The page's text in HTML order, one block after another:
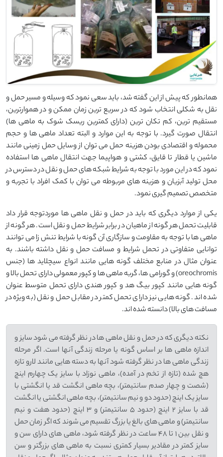
همانطور که پیش از این گفته شد، باید سعی نمود که وسیله و مسیر حمل و
نقل به شکلی انتخاب شود که در سریع ترین زمان ممکن و در هموارترین،
مستقیم ترین، کم تکان ترین (دارای کمترین ریسک شوک به ماهی ها)
انتقال صورت گیرد. با توجه به این موارد و البته تعداد ماهی ها و حجم
محموله و اقتصادی بودن هزینه حمل می توان از وسایل حمل زمینی مانند
ماشین یا قطار تا قایق، کشتی و هواپیما جهت انتقال ماهی ها استفاده
نمود که در این مورد با توجه به شرایط شبکه های حمل و نقل در دسترس در
محل تولید آبزیان و هزینه های مربوطه می توان با کمک افراد با تجربه و
متخصص تصمیم گیری نمود.
یکی از موارد دیگری که باید در حمل و نقل ماهی ها موردتوجه قرار داد
قابلیت تحمل هر گونه از ماهیان در برابر شرایط حمل و نقل است. هر گونه از
ماهی ها با توجه به مقاومت و سازگاری آن گونه با شرایط تنش زا می توانند
توانایی متفاوتی در تحمل شرایط و مسافت حمل و نقل داشته باشند. به
عنوان مثال در منابع مختلف گونه هایی مانند انواع سیچلاید ها (جنس
oreochromis) و گورامی ها، گربه ماهی ها و کپور معمولی دارای تحمل بالا و
گونه هایی مانند کپور بیگ هد و کپور هندی دارای تحمل متوسط عنوان
شده اند. گونه هایی نیز دارای تحمل کمتر در مقابل حمل و نقل (به ویژه در
مسافت های بالا) دانسته شده اند.
نکته دیگری که در حمل و نقل ماهی ها در نظر گرفته می شود سایز و
اندازه ماهی ها بر اساس گونه یا مرحله زندگی آنها است. اگر مرحله
زندگی ماهی ها در نظر گرفته شود آنها به دسته هایی مانند لارو تازه
هچ شده (تازه از تخم در آمده)، ماهی نوزاد با سایز یک چهارم اینچ
(شصت و چهار صدم سانتیمتر)، بچه ماهی انگشت قد یا انگشتی با
سایز یک اینچ (حدود دو و نیم سانتیمتر)، بچه ماهی انگشتی یا انگشت
قد با سایز 2 اینچ (حدود 5 سانتیمتر) و 3 اینچ (حدود هفت و نیم
سانتیمتر) و ماهی های بالغ یا بزرگ تقسیم می شوند که اگر زمان حمل
و نقل بین 1 تا 48 ساعت در نظر گرفته شود، ماهی های دارای سن و
سایز کمتر در مقادیر بسیار کمتری نسبت به ماهی های بزرگتر و سن